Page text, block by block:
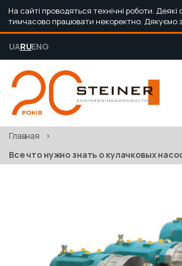
На сайті проводяться технічні роботи. Деякі
тимчасово працювати некоректно. Дякуємо
UARUENG
Главная
>
Все что нужно знать о кулачковых